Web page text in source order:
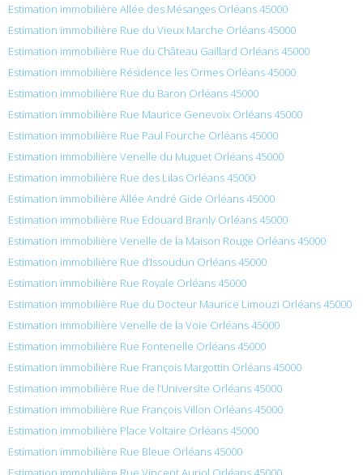
Estimation immobilière Allée des Mésanges Orléans 45000
Estimation immobilière Rue du Vieux Marche Orléans 45000
Estimation immobilière Rue du Château Gaillard Orléans 45000
Estimation immobilière Résidence les Ormes Orléans 45000
Estimation immobilière Rue du Baron Orléans 45000
Estimation immobilière Rue Maurice Genevoix Orléans 45000
Estimation immobilière Rue Paul Fourche Orléans 45000
Estimation immobilière Venelle du Muguet Orléans 45000
Estimation immobilière Rue des Lilas Orléans 45000
Estimation immobilière Allée André Gide Orléans 45000
Estimation immobilière Rue Édouard Branly Orléans 45000
Estimation immobilière Venelle de la Maison Rouge Orléans 45000
Estimation immobilière Rue d’Issoudun Orléans 45000
Estimation immobilière Rue Royale Orléans 45000
Estimation immobilière Rue du Docteur Maurice Limouzi Orléans 45000
Estimation immobilière Venelle de la Voie Orléans 45000
Estimation immobilière Rue Fontenelle Orléans 45000
Estimation immobilière Rue François Margottin Orléans 45000
Estimation immobilière Rue de l’Universite Orléans 45000
Estimation immobilière Rue François Villon Orléans 45000
Estimation immobilière Place Voltaire Orléans 45000
Estimation immobilière Rue Bleue Orléans 45000